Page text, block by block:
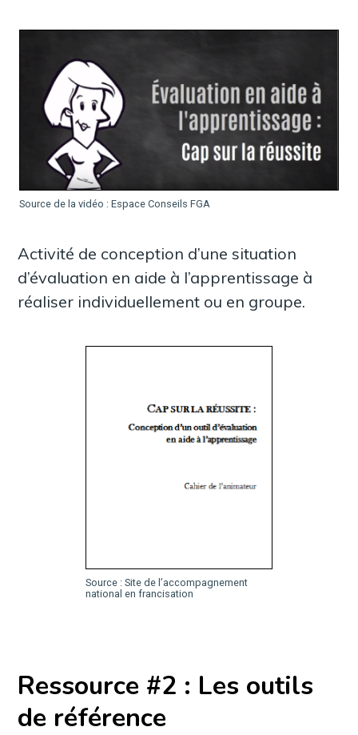
Source de la vidéo : Espace Conseils FGA
Activité de conception d’une situation
d’évaluation en aide à l’apprentissage à
réaliser individuellement ou en groupe.
Source : Site de l’accompagnement
national en francisation
Ressource #2 : Les outils
de référence